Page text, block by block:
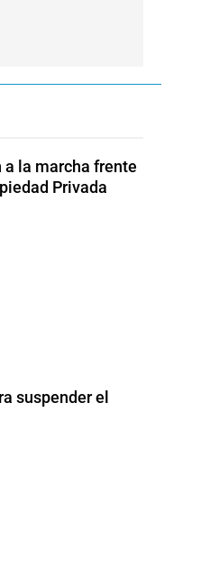
a la marcha frente
Privada
suspender el